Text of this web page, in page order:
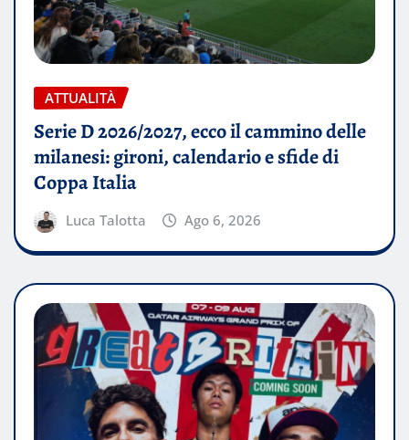
ATTUALITÀ
Serie D 2026/2027, ecco il cammino delle
milanesi: gironi, calendario e sfide di
Coppa Italia
Luca Talotta Ago 6, 2026